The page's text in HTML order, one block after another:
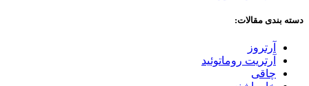
دسته بندی مقالات:
آرتروز
آرتریت روماتوئید
چاقی